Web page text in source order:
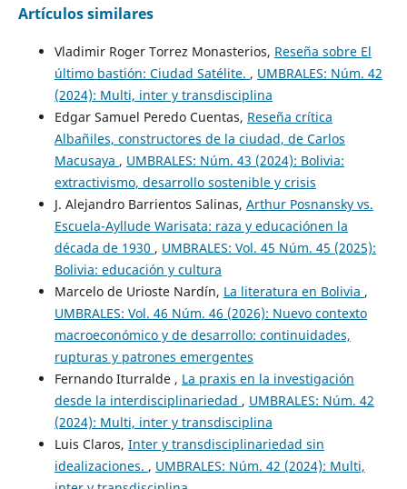
Artículos similares
Vladimir Roger Torrez Monasterios, Reseña sobre El
último bastión: Ciudad Satélite. , UMBRALES: Núm. 42
(2024): Multi, inter y transdisciplina
Edgar Samuel Peredo Cuentas, Reseña crítica
Albañiles, constructores de la ciudad, de Carlos
Macusaya , UMBRALES: Núm. 43 (2024): Bolivia:
extractivismo, desarrollo sostenible y crisis
J. Alejandro Barrientos Salinas, Arthur Posnansky vs.
Escuela-Ayllude Warisata: raza y educaciónen la
década de 1930 , UMBRALES: Vol. 45 Núm. 45 (2025):
Bolivia: educación y cultura
Marcelo de Urioste Nardín, La literatura en Bolivia ,
UMBRALES: Vol. 46 Núm. 46 (2026): Nuevo contexto
macroeconómico y de desarrollo: continuidades,
rupturas y patrones emergentes
Fernando Iturralde , La praxis en la investigación
desde la interdisciplinariedad , UMBRALES: Núm. 42
(2024): Multi, inter y transdisciplina
Luis Claros, Inter y transdisciplinariedad sin
idealizaciones. , UMBRALES: Núm. 42 (2024): Multi,